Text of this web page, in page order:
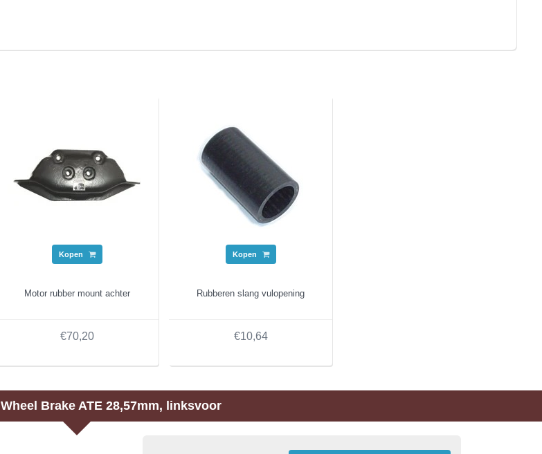
Kopen
Motor rubber mount achter
€70,20
Kopen
Rubberen slang vulopening
€10,64
Wheel Brake ATE 28,57mm, linksvoor